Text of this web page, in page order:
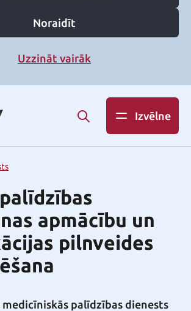
Noraidīt
Uzzināt vairāk
Izvēlne
apmācību un
pilnveides
palīdzības dienests